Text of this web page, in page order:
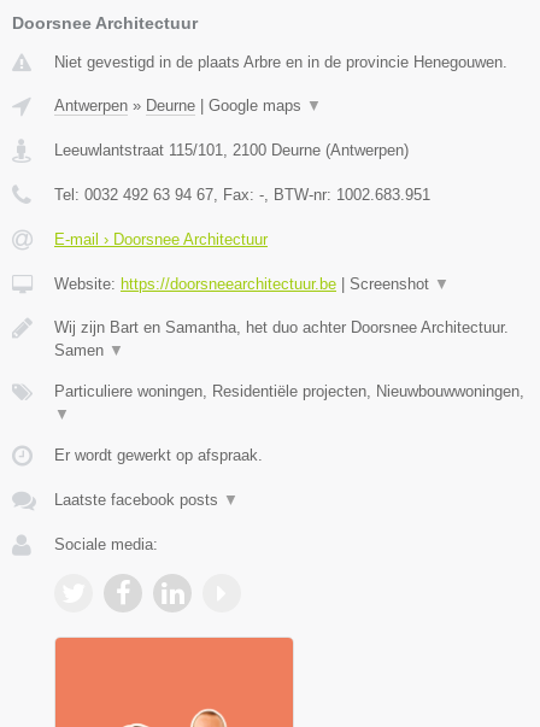
Doorsnee Architectuur
Niet gevestigd in de plaats Arbre en in de provincie Henegouwen.
Antwerpen » Deurne | Google maps ▼
Leeuwlantstraat 115/101 2100 Deurne (Antwerpen)
Tel: 0032 492 63 94 67 , Fax: - , BTW-nr: 1002.683.951
E-mail › Doorsnee Architectuur
Website: https://doorsneearchitectuur.be | Screenshot ▼
Wij zijn Bart en Samantha, het duo achter Doorsnee Architectuur.
Samen ▼
Particuliere woningen, Residentiële projecten, Nieuwbouwwoningen,
▼
Er wordt gewerkt op afspraak.
Laatste facebook posts ▼
Sociale media: